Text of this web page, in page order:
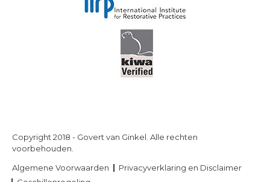
Copyright 2018 - Govert van Ginkel. Alle rechten
voorbehouden.
Algemene Voorwaarden
Privacyverklaring en Disclaimer